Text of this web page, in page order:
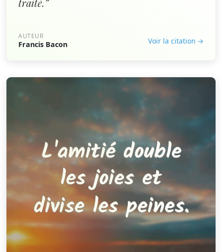
traité.”
AUTEUR
Francis Bacon Voir la citation →